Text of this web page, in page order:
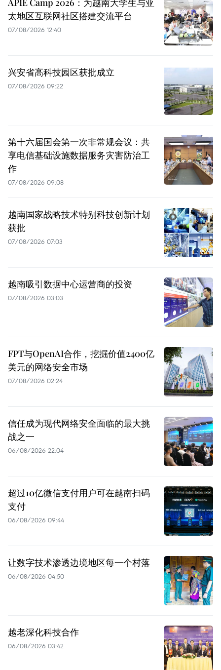
APIE Camp 2026：为越南大学生与亚
太地区互联网社区搭建交流平台
07/08/2026 12:40
兴安省高科技园区获批成立
07/08/2026 09:22
第十六届国会第一次非常规会议：共
享电信基础设施数据服务灾害防治工
作
07/08/2026 09:08
越南国家战略技术特别科技创新计划
获批
07/08/2026 07:03
越南吸引数据中心运营商的投资
07/08/2026 03:03
FPT与OpenAI合作，挖掘价值2400亿
美元的网络安全市场
07/08/2026 02:24
信任成为现代网络安全面临的最大挑
战之一
06/08/2026 22:04
超过10亿微信支付用户可在越南扫码
支付
06/08/2026 09:44
让数字技术渗透边境地区每一个村落
06/08/2026 04:50
越老深化科技合作
06/08/2026 03:42